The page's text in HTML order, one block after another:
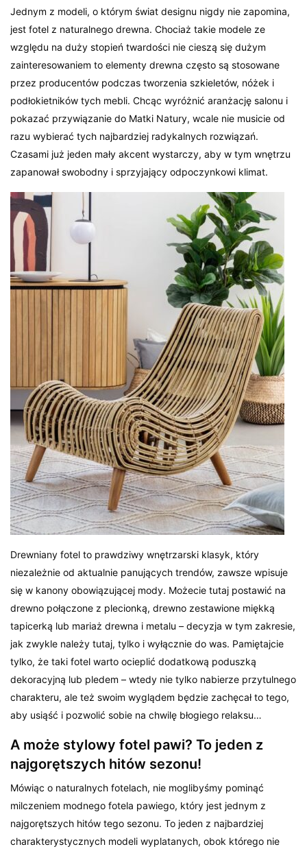
Jednym z modeli, o którym świat designu nigdy nie zapomina,
jest fotel z naturalnego drewna. Chociaż takie modele ze
względu na duży stopień twardości nie cieszą się dużym
zainteresowaniem to elementy drewna często są stosowane
przez producentów podczas tworzenia szkieletów, nóżek i
podłokietników tych mebli. Chcąc wyróżnić aranżację salonu i
pokazać przywiązanie do Matki Natury, wcale nie musicie od
razu wybierać tych najbardziej radykalnych rozwiązań.
Czasami już jeden mały akcent wystarczy, aby w tym wnętrzu
zapanował swobodny i sprzyjający odpoczynkowi klimat.
Drewniany fotel to prawdziwy wnętrzarski klasyk, który
niezależnie od aktualnie panujących trendów, zawsze wpisuje
się w kanony obowiązującej mody. Możecie tutaj postawić na
drewno połączone z plecionką, drewno zestawione miękką
tapicerką lub mariaż drewna i metalu – decyzja w tym zakresie,
jak zwykle należy tutaj, tylko i wyłącznie do was. Pamiętajcie
tylko, że taki fotel warto ocieplić dodatkową poduszką
dekoracyjną lub pledem – wtedy nie tylko nabierze przytulnego
charakteru, ale też swoim wyglądem będzie zachęcał to tego,
aby usiąść i pozwolić sobie na chwilę błogiego relaksu…
A może stylowy fotel pawi? To jeden z
najgorętszych hitów sezonu!
Mówiąc o naturalnych fotelach, nie moglibyśmy pominąć
milczeniem modnego fotela pawiego, który jest jednym z
najgorętszych hitów tego sezonu. To jeden z najbardziej
charakterystycznych modeli wyplatanych, obok którego nie